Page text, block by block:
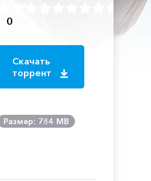
0
Скачать
торрент
Размер: 784 MB